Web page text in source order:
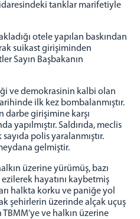
tanklar marifetiyle
otele yapılan baskından
suikast girişiminden
Sayın Başbakanın
ve demokrasinin kalbi olan
ilk kez bombalanmıştır.
darbe girişimine karşı
yapılmıştır. Saldırıda, meclis
polis yaralanmıştır.
gelmiştir.
üzerine yürümüş, bazı
hayatını kaybetmiş
halkta korku ve paniğe yol
şehirlerin üzerinde alçak uçuş
ve halkın üzerine